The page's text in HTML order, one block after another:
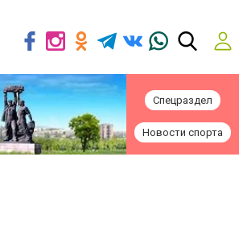
Спецраздел
Новости спорта